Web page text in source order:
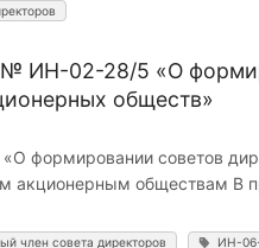
№ ИН-02-28/5 «О
обществ»
формировании советов
акционерным обществам В
член совета директоров ИН-